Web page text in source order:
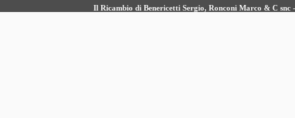
Il Ricambio di Benericetti Sergio, Ronconi Marco & C